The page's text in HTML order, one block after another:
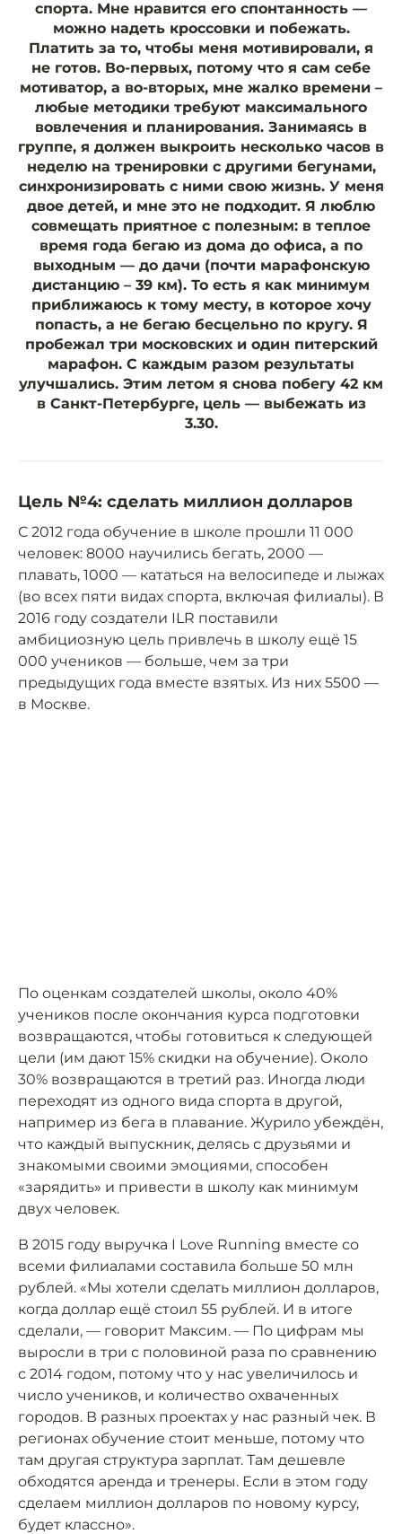
спорта. Мне нравится его спонтанность —
можно надеть кроссовки и побежать.
Платить за то, чтобы меня мотивировали, я
не готов. Во-первых, потому что я сам себе
мотиватор, а во-вторых, мне жалко времени –
любые методики требуют максимального
вовлечения и планирования. Занимаясь в
группе, я должен выкроить несколько часов в
неделю на тренировки с другими бегунами,
синхронизировать с ними свою жизнь. У меня
двое детей, и мне это не подходит. Я люблю
совмещать приятное с полезным: в теплое
время года бегаю из дома до офиса, а по
выходным — до дачи (почти марафонскую
дистанцию – 39 км). То есть я как минимум
приближаюсь к тому месту, в которое хочу
попасть, а не бегаю бесцельно по кругу. Я
пробежал три московских и один питерский
марафон. С каждым разом результаты
улучшались. Этим летом я снова побегу 42 км
в Санкт-Петербурге, цель — выбежать из
3.30.
Цель №4: сделать миллион долларов
С 2012 года обучение в школе прошли 11 000
человек: 8000 научились бегать, 2000 —
плавать, 1000 — кататься на велосипеде и лыжах
(во всех пяти видах спорта, включая филиалы). В
2016 году создатели ILR поставили
амбициозную цель привлечь в школу ещё 15
000 учеников — больше, чем за три
предыдущих года вместе взятых. Из них 5500 —
в Москве.
По оценкам создателей школы, около 40%
учеников после окончания курса подготовки
возвращаются, чтобы готовиться к следующей
цели (им дают 15% скидки на обучение). Около
30% возвращаются в третий раз. Иногда люди
переходят из одного вида спорта в другой,
например из бега в плавание. Журило убеждён,
что каждый выпускник, делясь с друзьями и
знакомыми своими эмоциями, способен
«зарядить» и привести в школу как минимум
двух человек.
В 2015 году выручка I Love Running вместе со
всеми филиалами составила больше 50 млн
рублей. «Мы хотели сделать миллион долларов,
когда доллар ещё стоил 55 рублей. И в итоге
сделали, — говорит Максим. — По цифрам мы
выросли в три с половиной раза по сравнению
с 2014 годом, потому что у нас увеличилось и
число учеников, и количество охваченных
городов. В разных проектах у нас разный чек. В
регионах обучение стоит меньше, потому что
там другая структура зарплат. Там дешевле
обходятся аренда и тренеры. Если в этом году
сделаем миллион долларов по новому курсу,
будет классно».